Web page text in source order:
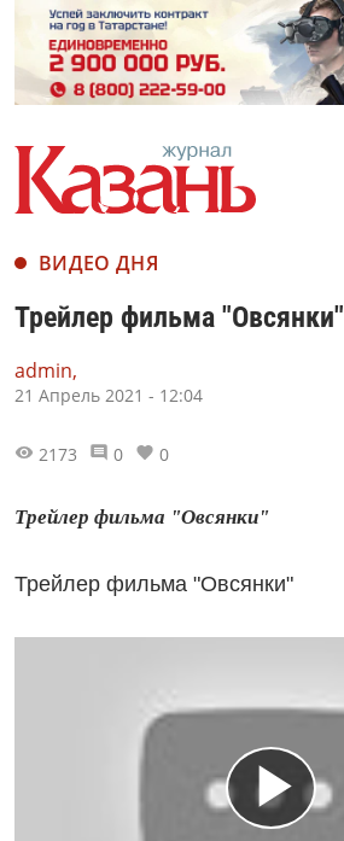
ВИДЕО ДНЯ
Трейлер фильма "Овсянки"
admin,
21 Апрель 2021 - 12:04
2173 0 0
Трейлер фильма "Овсянки"
Трейлер фильма "Овсянки"